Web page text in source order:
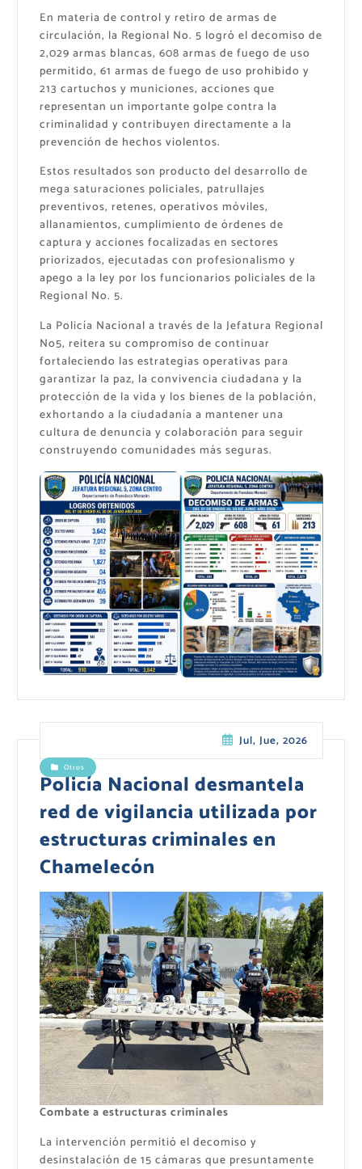
En materia de control y retiro de armas de
circulación, la Regional No. 5 logró el decomiso de
2,029 armas blancas, 608 armas de fuego de uso
permitido, 61 armas de fuego de uso prohibido y
213 cartuchos y municiones, acciones que
representan un importante golpe contra la
criminalidad y contribuyen directamente a la
prevención de hechos violentos.
Estos resultados son producto del desarrollo de
mega saturaciones policiales, patrullajes
preventivos, retenes, operativos móviles,
allanamientos, cumplimiento de órdenes de
captura y acciones focalizadas en sectores
priorizados, ejecutadas con profesionalismo y
apego a la ley por los funcionarios policiales de la
Regional No. 5.
La Policía Nacional a través de la Jefatura Regional
No5, reitera su compromiso de continuar
fortaleciendo las estrategias operativas para
garantizar la paz, la convivencia ciudadana y la
protección de la vida y los bienes de la población,
exhortando a la ciudadanía a mantener una
cultura de denuncia y colaboración para seguir
construyendo comunidades más seguras.
Jul, Jue, 2026
Otros
Policía Nacional desmantela
red de vigilancia utilizada por
estructuras criminales en
Chamelecón
Combate a estructuras criminales
La intervención permitió el decomiso y
desinstalación de 15 cámaras que presuntamente